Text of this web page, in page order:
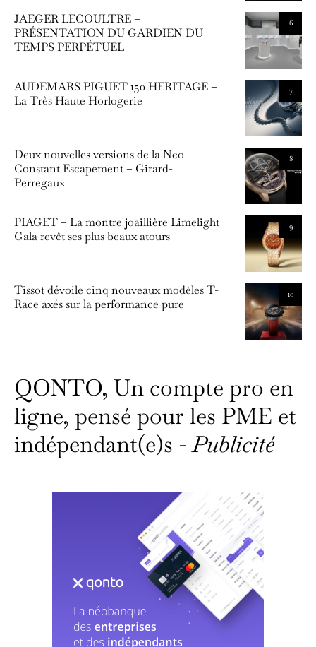
6
JAEGER LECOULTRE –
PRÉSENTATION DU GARDIEN DU
TEMPS PERPÉTUEL
7
AUDEMARS PIGUET 150 HERITAGE –
La Très Haute Horlogerie
8
Deux nouvelles versions de la Neo
Constant Escapement – Girard-
Perregaux
9
PIAGET – La montre joaillière Limelight
Gala revêt ses plus beaux atours
10
Tissot dévoile cinq nouveaux modèles T-
Race axés sur la performance pure
QONTO, Un compte pro en
ligne, pensé pour les PME et
indépendant(e)s -Publicité